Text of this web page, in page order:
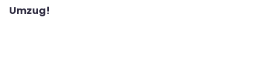
Umzug!